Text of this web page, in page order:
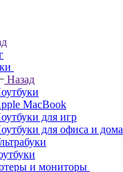
Назад
MacBook
для игр
для офиса и дома
и мониторы